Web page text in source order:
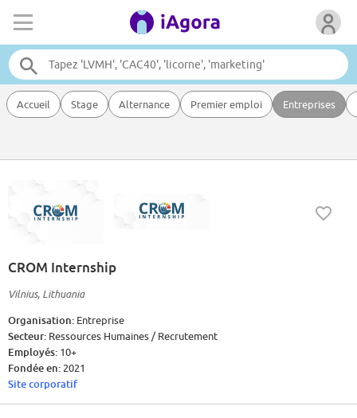
Accueil Stage Alternance Premier emploi Entreprises
CROM Internship
Vilnius, Lithuania
Organisation: Entreprise
Secteur: Ressources Humaines / Recrutement
Employés: 10+
Fondée en: 2021
Site corporatif